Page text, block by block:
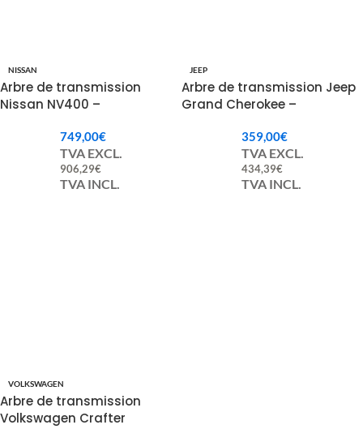
NISSAN
Arbre de transmission
Nissan NV400 –
749,00€
TVA EXCL.
906,29€
TVA INCL.
JEEP
Arbre de transmission Jeep
Grand Cherokee –
359,00€
TVA EXCL.
434,39€
TVA INCL.
VOLKSWAGEN
Arbre de transmission
Volkswagen Crafter